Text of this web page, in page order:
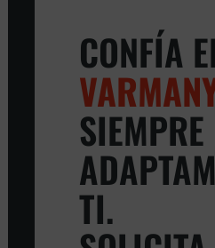
CONFÍA
SIEMPRE
TI.